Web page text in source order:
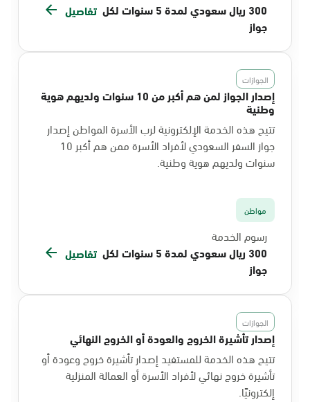
300 ريال سعودي لمدة 5 سنوات لكل
جواز
تفاصيل
الجوازات
إصدار الجواز لمن هم أكبر من 10 سنوات ولديهم هوية
وطنية
تتيح هذه الخدمة الإلكترونية لرب الأسرة المواطن إصدار
جواز السفر السعودي لأفراد الأسرة ممن هم أكبر 10
سنوات ولديهم هوية وطنية.
مواطن
رسوم الخدمة
300 ريال سعودي لمدة 5 سنوات لكل
جواز
تفاصيل
الجوازات
إصدار تأشيرة الخروج والعودة أو الخروج النهائي
تتيح هذه الخدمة للمستفيد إصدار تأشيرة خروج وعودة أو
تأشيرة خروج نهائي لأفراد الأسرة أو العمالة المنزلية
إلكترونيًا.